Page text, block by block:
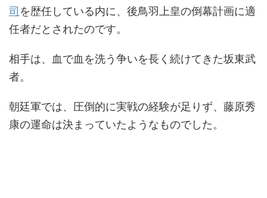
司 を歴任している内に、後鳥羽上皇の倒幕計画に適
任者だとされたのです。
相手は、血で血を洗う争いを長く続けてきた坂東武
者。
朝廷軍では、圧倒的に実戦の経験が足りず、藤原秀
康の運命は決まっていたようなものでした。